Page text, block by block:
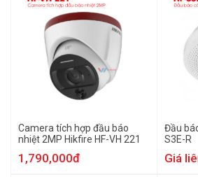
Camera tích hợp đầu báo
nhiệt 2MP Hikfire HF-VH 221
1,790,000đ
Đầu
S3E-R
Giá